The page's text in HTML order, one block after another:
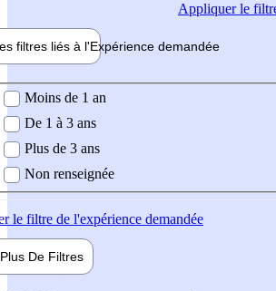
Appliquerle
filtres liés à l'Expérience demandée
demandée
Moins de 1 an
De 1 à 3 ans
Plus de 3 ans
Non renseignée
le filtre de l'expérience demandée
Plus De Filtres